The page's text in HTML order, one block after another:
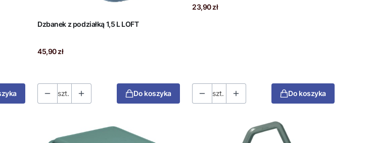
Dzbanek z podziałką 1,5 L LOFT
Cena
45,90 zł
szt. Do koszyka
Cena
23,90 zł
szt. Do koszyka